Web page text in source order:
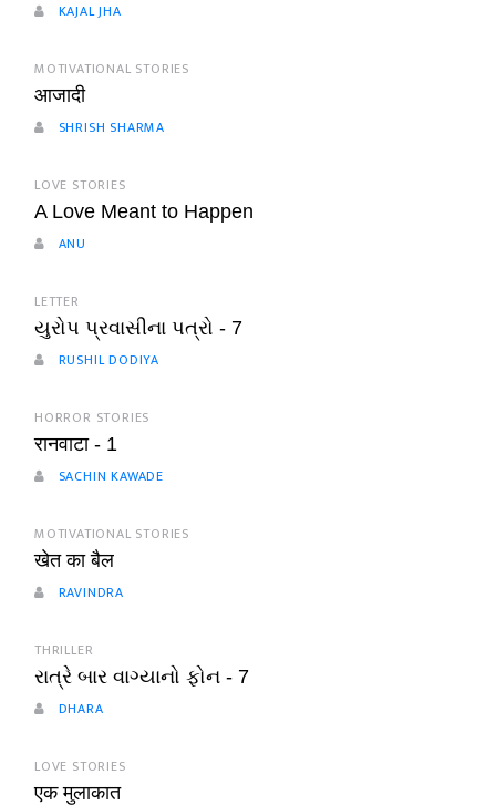
KAJAL JHA
MOTIVATIONAL STORIES
आजादी
SHRISH SHARMA
LOVE STORIES
A Love Meant to Happen
ANU
LETTER
યુરોપ પ્રવાસીના પત્રો - 7
RUSHIL DODIYA
HORROR STORIES
रानवाटा - 1
SACHIN KAWADE
MOTIVATIONAL STORIES
खेत का बैल
RAVINDRA
THRILLER
રાત્રે બાર વાગ્યાનો ફોન - 7
DHARA
LOVE STORIES
एक मुलाकात